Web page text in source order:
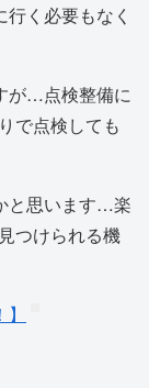
く必要もなく
が…点検整備に
で点検しても
と思います…楽
つけられる機